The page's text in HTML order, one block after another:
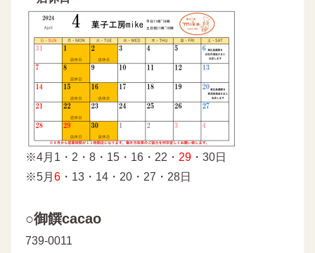
※4月1・2・8・15・16・22・ 29 ・30日
※5月 6 ・13・14・20・27・28日
○御饌cacao
739-0011